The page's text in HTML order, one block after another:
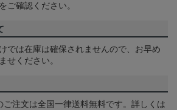
をご確認ください。
では在庫は確保されませんので、お早め
せください。
注文は全国一律送料無料です。詳しくは